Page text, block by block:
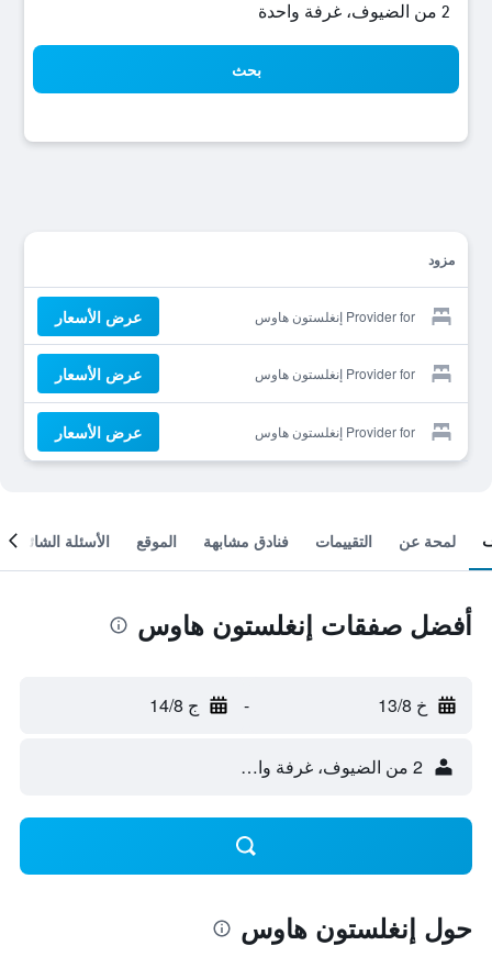
2 من الضيوف، غرفة واحدة
بحث
مزود
Provider for إنغلستون هاوس عرض الأسعار
Provider for إنغلستون هاوس عرض الأسعار
Provider for إنغلستون هاوس عرض الأسعار
لمحة عن التقييمات فنادق مشابهة الموقع الأسئلة الشائعة
أفضل صفقات إنغلستون هاوس
خ 13/8 - ج 14/8
2 من الضيوف، غرفة واحدة
حول إنغلستون هاوس